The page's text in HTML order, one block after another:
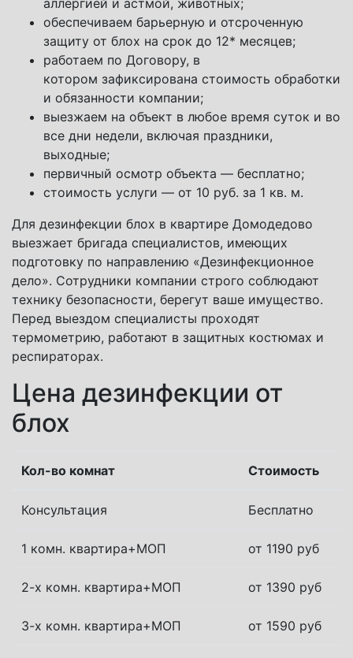
обеспечиваем барьерную и отсроченную
защиту от блох на срок до 12* месяцев;
работаем по Договору, в
котором зафиксирована стоимость обработки
и обязанности компании;
выезжаем на объект в любое время суток и во
все дни недели, включая праздники,
выходные;
первичный осмотр объекта — бесплатно;
стоимость услуги — от 10 руб. за 1 кв. м.
Для дезинфекции блох в квартире Домодедово
выезжает бригада специалистов, имеющих
подготовку по направлению «Дезинфекционное
дело». Сотрудники компании строго соблюдают
технику безопасности, берегут ваше имущество.
Перед выездом специалисты проходят
термометрию, работают в защитных костюмах и
респираторах.
Цена дезинфекции от
блох
Кол-во комнат Стоимость
Консультация Бесплатно
1 комн. квартира+МОП от 1190 руб
2-х комн. квартира+МОП от 1390 руб
3-х комн. квартира+МОП от 1590 руб